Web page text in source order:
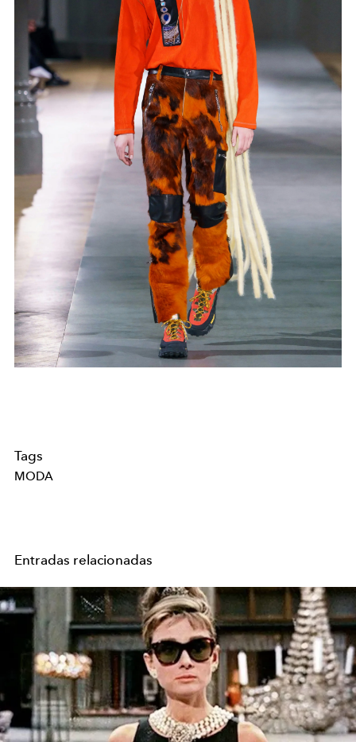
Tags
MODA
Entradas relacionadas